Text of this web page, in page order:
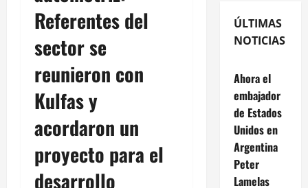
Referentes del
sector se
reunieron con
Kulfas y
acordaron un
proyecto para el
desarrollo
ÚLTIMAS
NOTICIAS
Ahora el
embajador
de Estados
Unidos en
Argentina
Peter
Lamelas